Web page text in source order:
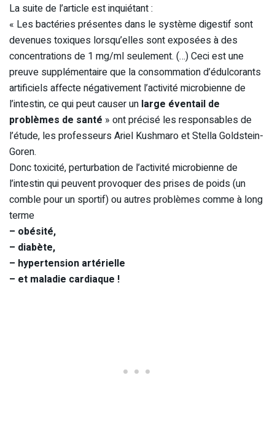
La suite de l’article est inquiétant :
« Les bactéries présentes dans le système digestif sont
devenues toxiques lorsqu’elles sont exposées à des
concentrations de 1 mg/ml seulement. (…) Ceci est une
preuve supplémentaire que la consommation d’édulcorants
artificiels affecte négativement l’activité microbienne de
l’intestin, ce qui peut causer un large éventail de
problèmes de santé » ont précisé les responsables de
l’étude, les professeurs Ariel Kushmaro et Stella Goldstein-
Goren.
Donc toxicité, perturbation de l’activité microbienne de
l’intestin qui peuvent provoquer des prises de poids (un
comble pour un sportif) ou autres problèmes comme à long
terme
– obésité,
– diabète,
– hypertension artérielle
– et maladie cardiaque !